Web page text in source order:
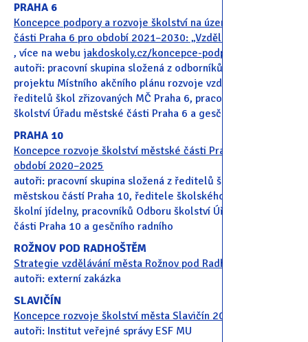
PRAHA 6
Koncepce podpory a rozvoje školství na území městské
části Praha 6 pro období 2021–2030: „Vzdělaná Šestka“
, více na webu jakdoskoly.cz/koncepce-podpory-skolstvi
autoři: pracovní skupina složená z odborníků zapojených v
projektu Místního akčního plánu rozvoje vzdělávání II, z
ředitelů škol zřizovaných MČ Praha 6, pracovníků Odboru
školství Úřadu městské části Praha 6 a gesční radní
PRAHA 10
Koncepce rozvoje školství městské části Praha 10 na
období 2020–2025
autoři: pracovní skupina složená z ředitelů škol zřizovaných
městskou částí Praha 10, ředitele školského zařízení –
školní jídelny, pracovníků Odboru školství Úřadu městské
části Praha 10 a gesčního radního
ROŽNOV POD RADHOŠTĚM
Strategie vzdělávání města Rožnov pod Radhoštěm 2030+
autoři: externí zakázka
SLAVIČÍN
Koncepce rozvoje školství města Slavičín 2020–2025
autoři: Institut veřejné správy ESF MU